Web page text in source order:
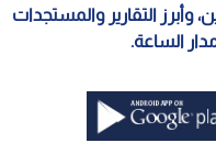
وأبرز التقارير والمستجدات
الساعة.